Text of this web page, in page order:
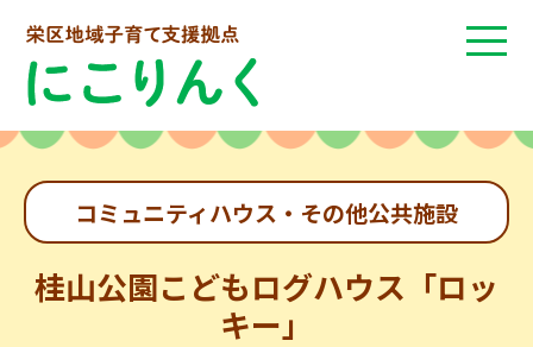
コミュニティハウス・その他公共施設
桂山公園こどもログハウス「ロッ
キー」